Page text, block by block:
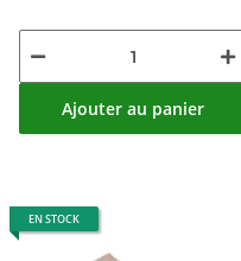
Ajouter au panier
EN STOCK